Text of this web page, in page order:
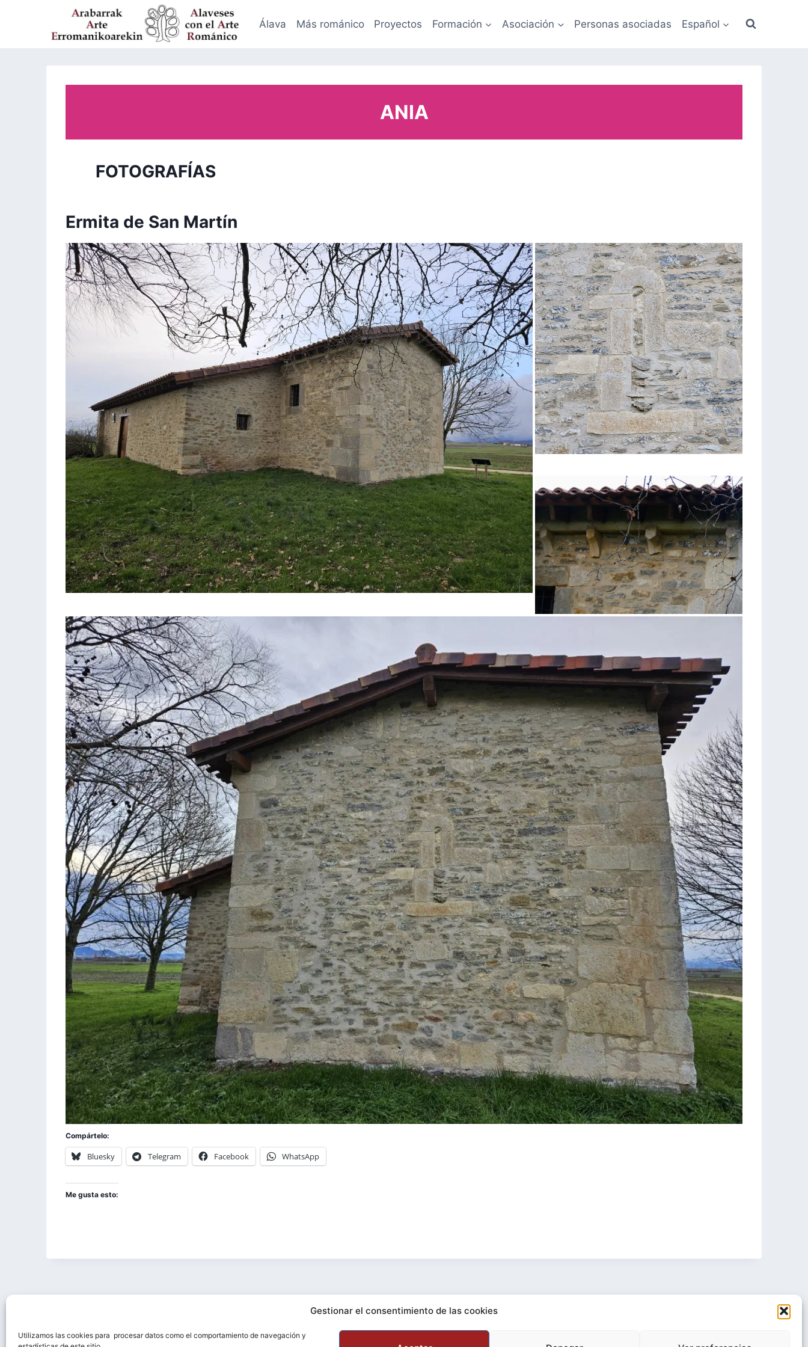
Gestionar el consentimiento de las cookies
Utilizamos las cookies para procesar datos como el comportamiento de navegación y
Álava Más románico Proyectos Formación Asociación Personas asociadas Español
ANIA
FOTOGRAFÍAS
Ermita de San Martín
Compártelo:
Bluesky Telegram Facebook WhatsApp
Me gusta esto:
Facebook
YouTube
Bluesky
Telegram
Instagram
Esta obra está bajo unalicencia de Creative Commons Reconocimiento-CompartirIgual 4.0 Internacional